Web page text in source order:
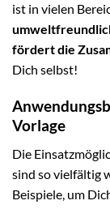
ist in vielen
fördert die
Dich selbst!
Vorlage
Die
sind so vielfältig
Beispiele, um